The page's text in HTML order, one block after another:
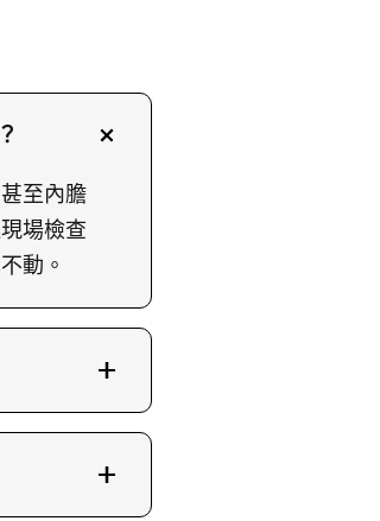
至內膽
場檢查
動。
師傅會
新帶穿